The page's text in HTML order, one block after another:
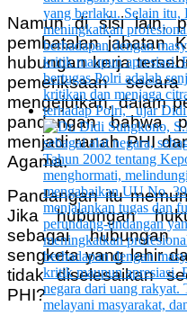
Namun di sisi lain,
pembatalan jabatan
hubungan kerja
pemeriksaan
mengejutkan, dalam
pandangan bahwa
menjadi ranah PHI
Agama.
Pandangan itu
Jika hubungan
sebagai hubungan
sengketa yang lahir
tidak diselesaikan
PHI?